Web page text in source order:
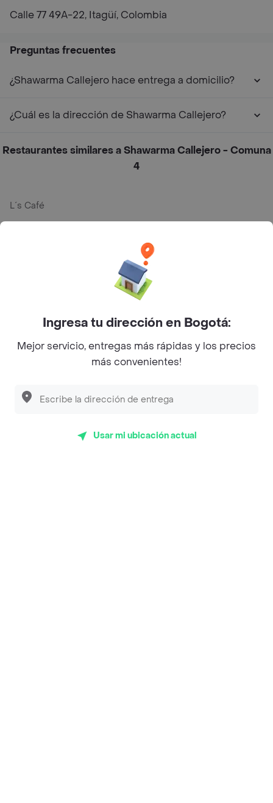
Calle 77 49A-22, Itagüí, Colombia
Preguntas frecuentes
¿Shawarma Callejero hace entrega a domicilio?
¿Cuál es la dirección de Shawarma Callejero?
Restaurantes similares a Shawarma Callejero - Comuna
4
L´s Café
Myriam Camhi Co
Magnifique
Desayunadero de la 42
Sopitas y Frijoladas
Ingresa tu dirección en Bogotá:
Mejor servicio, entregas más rápidas y los precios
más convenientes!
Usar mi ubicación actual